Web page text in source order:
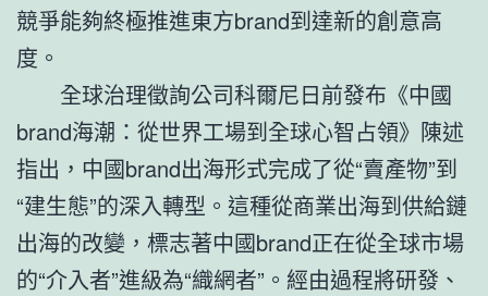
競爭能夠終極推進東方brand到達新的創意高
度。
全球治理徵詢公司科爾尼日前發布《中國
brand海潮：從世界工場到全球心智占領》陳述
指出，中國brand出海形式完成了從“賣產物”到
“建生態”的深入轉型。這種從商業出海到供給鏈
出海的改變，標志著中國brand正在從全球市場
的“介入者”進級為“織網者”。經由過程將研發、